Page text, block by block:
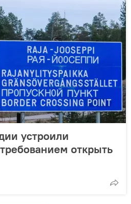
устроили
открыть